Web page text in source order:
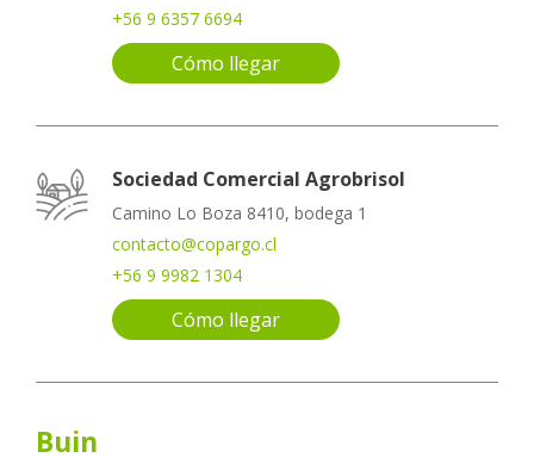
+56 9 6357 6694
Cómo llegar
Sociedad Comercial Agrobrisol
Camino Lo Boza 8410, bodega 1
contacto@copargo.cl
+56 9 9982 1304
Cómo llegar
Buin